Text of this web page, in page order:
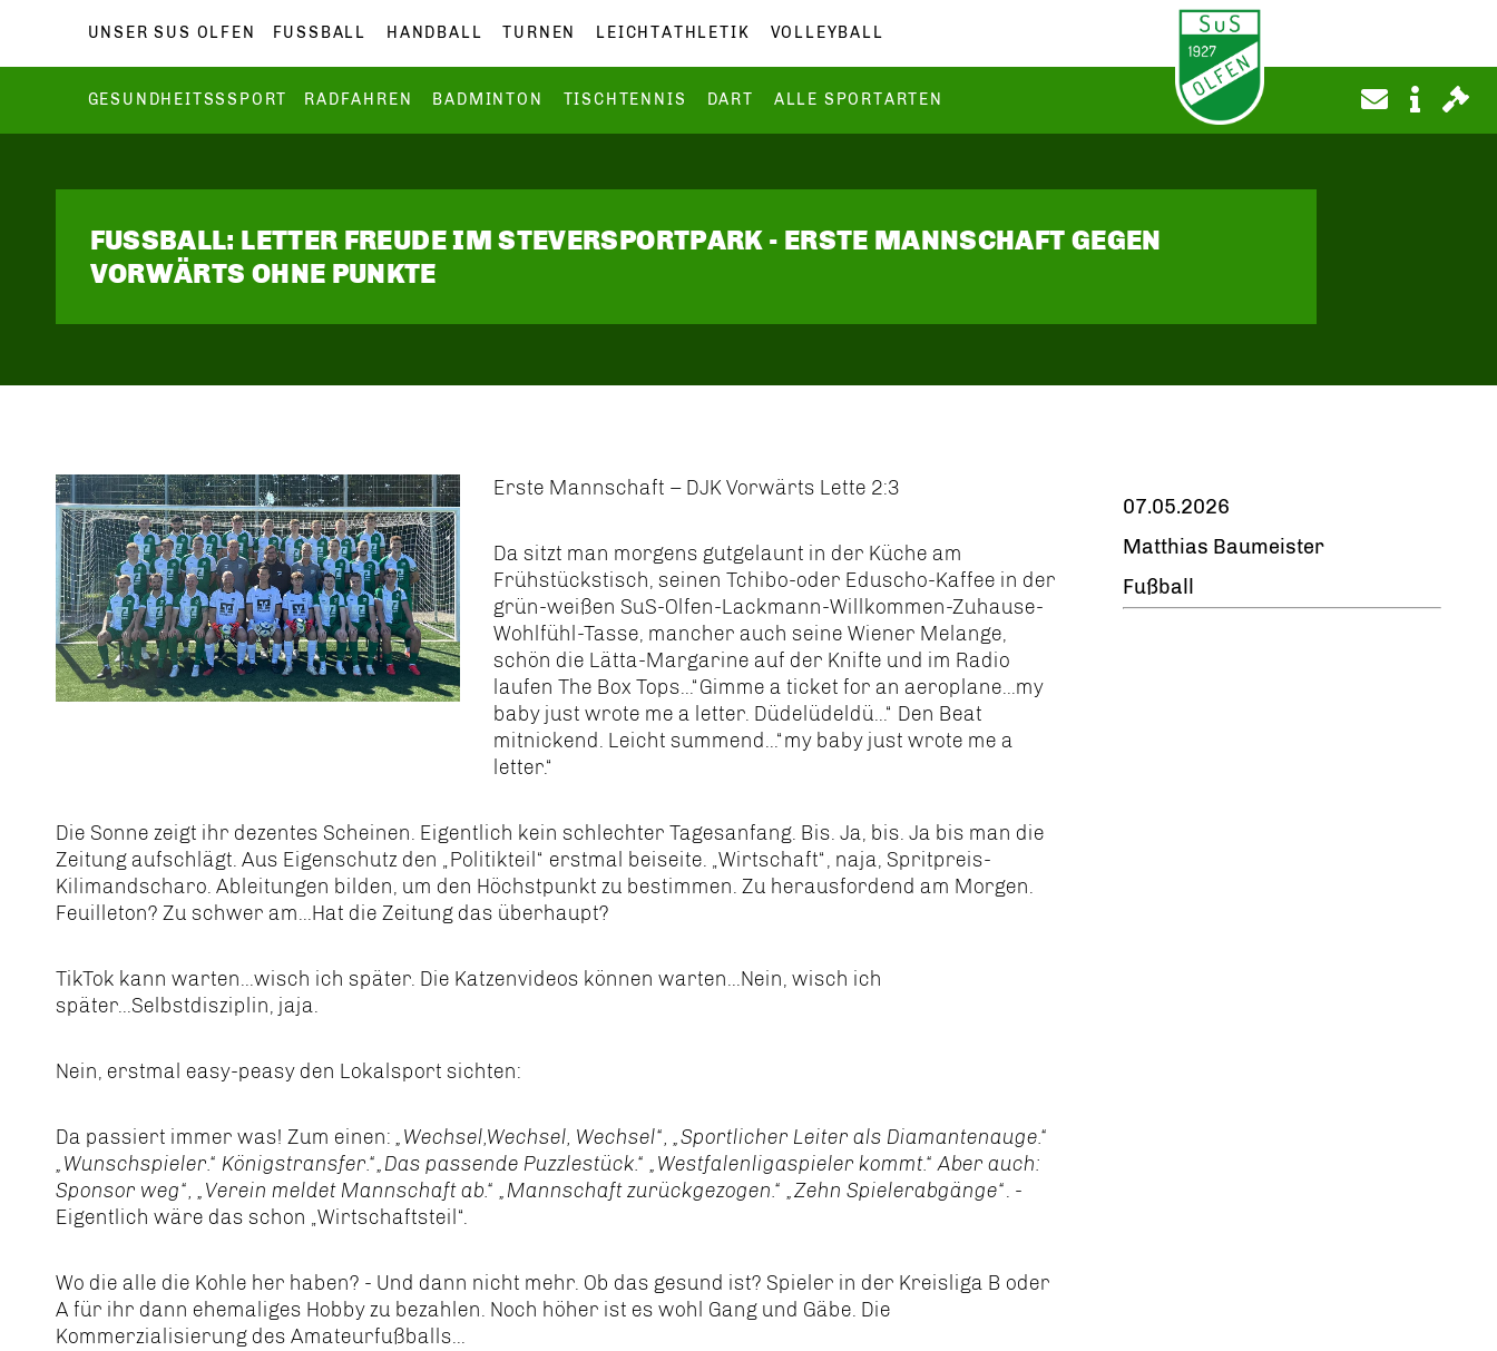
UNSER SUS OLFEN FUSSBALL HANDBALL TURNEN LEICHTATHLETIK VOLLEYBALL
GESUNDHEITSSSPORT RADFAHREN BADMINTON TISCHTENNIS DART ALLE SPORTARTEN
FUSSBALL: LETTER FREUDE IM STEVERSPORTPARK - ERSTE MANNSCHAFT GEGEN
VORWÄRTS OHNE PUNKTE
Erste Mannschaft – DJK Vorwärts Lette 2:3
Da sitzt man morgens gutgelaunt in der Küche am
Frühstückstisch, seinen Tchibo-oder Eduscho-Kaffee in der
grün-weißen SuS-Olfen-Lackmann-Willkommen-Zuhause-
Wohlfühl-Tasse, mancher auch seine Wiener Melange,
schön die Lätta-Margarine auf der Knifte und im Radio
laufen The Box Tops...“Gimme a ticket for an aeroplane...my
baby just wrote me a letter. Düdelüdeldü...“ Den Beat
mitnickend. Leicht summend...“my baby just wrote me a
letter.“
Die Sonne zeigt ihr dezentes Scheinen. Eigentlich kein schlechter Tagesanfang. Bis. Ja, bis. Ja bis man die
Zeitung aufschlägt. Aus Eigenschutz den „Politikteil“ erstmal beiseite. „Wirtschaft“, naja, Spritpreis-
Kilimandscharo. Ableitungen bilden, um den Höchstpunkt zu bestimmen. Zu herausfordend am Morgen.
Feuilleton? Zu schwer am...Hat die Zeitung das überhaupt?
TikTok kann warten...wisch ich später. Die Katzenvideos können warten...Nein, wisch ich
später...Selbstdisziplin, jaja.
Nein, erstmal easy-peasy den Lokalsport sichten:
Da passiert immer was! Zum einen: „Wechsel,Wechsel, Wechsel“, „Sportlicher Leiter als Diamantenauge.“
„Wunschspieler.“ Königstransfer.“„Das passende Puzzlestück.“ „Westfalenligaspieler kommt.“ Aber auch:
Sponsor weg“, „Verein meldet Mannschaft ab.“ „Mannschaft zurückgezogen.“ „Zehn Spielerabgänge“. -
Eigentlich wäre das schon „Wirtschaftsteil“.
Wo die alle die Kohle her haben? - Und dann nicht mehr. Ob das gesund ist? Spieler in der Kreisliga B oder
A für ihr dann ehemaliges Hobby zu bezahlen. Noch höher ist es wohl Gang und Gäbe. Die
Kommerzialisierung des Amateurfußballs...
07.05.2026
Matthias Baumeister
Fußball